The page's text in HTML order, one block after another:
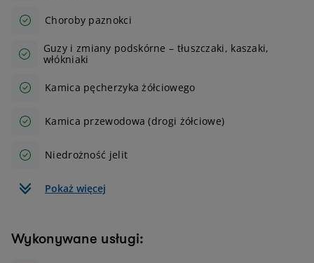
Choroby paznokci
Guzy i zmiany podskórne – tłuszczaki, kaszaki,
włókniaki
Kamica pęcherzyka żółciowego
Kamica przewodowa (drogi żółciowe)
Niedrożność jelit
Pokaż więcej
Wykonywane usługi: